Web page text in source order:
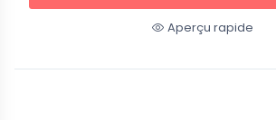
Aperçu rapide